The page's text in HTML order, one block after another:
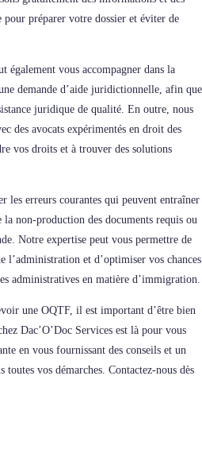
pour préparer votre dossier et éviter de
également vous accompagner dans la
demande d’aide juridictionnelle, afin que
juridique de qualité. En outre, nous
des avocats expérimentés en droit des
vos droits et à trouver des solutions
les erreurs courantes qui peuvent entraîner
la non-production des documents requis ou
Notre expertise peut vous permettre de
l’administration et d’optimiser vos chances
administratives en matière d’immigration.
une OQTF, il est important d’être bien
Dac’O’Doc Services est là pour vous
en vous fournissant des conseils et un
toutes vos démarches. Contactez-nous dès